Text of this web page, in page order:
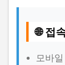
🌐 접
모바